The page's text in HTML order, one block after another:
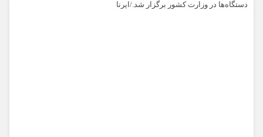
دستگاه‌ها در وزارت کشور برگزار شد./ایرنا